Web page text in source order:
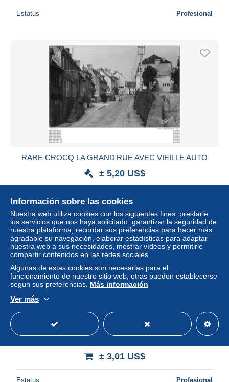
Estatus Profesional
RARE CROCQ LA GRAND'RUE AVEC VIEILLE AUTO
± 5,20 US$
Estatus
± 3,01 US$
Estatus Profesional
Información sobre las cookies
Nuestra web utiliza cookies con los siguientes fines: prestarle
los servicios que nos haya solicitado, garantizar la seguridad de
nuestra plataforma, recordar sus preferencias para hacer más
agradable su navegación, elaborar estadísticas para adaptar
nuestra web a sus necesidades, mostrar vídeos y permitirle
compartir contenidos en las redes sociales.
Algunas de estas cookies son necesarias para el
funcionamiento de nuestro sitio web, otras pueden establecerse
según sus preferencias. Más información
Ver más